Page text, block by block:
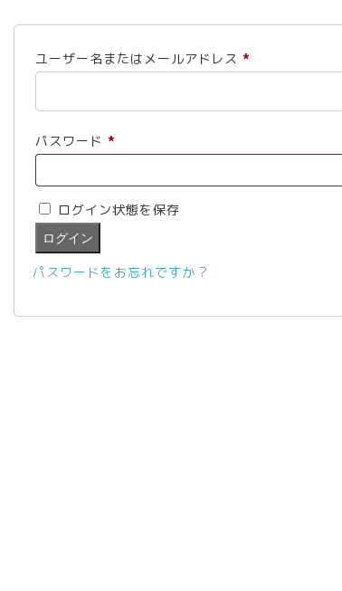
ユーザー名またはメールアドレス*
パスワード *
ログイン状態を保存
ログイン
パスワードをお忘れですか ?